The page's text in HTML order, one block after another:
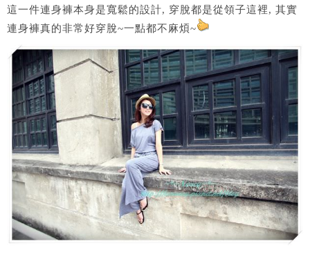
這一件連身褲本身是寬鬆的設計, 穿脫都是從領子這裡, 其實
連身褲真的非常好穿脫~一點都不麻煩~